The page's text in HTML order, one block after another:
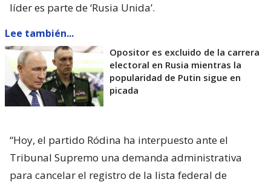
líder es parte de ‘Rusia Unida’.
Lee también...
Opositor es excluido de la carrera
electoral en Rusia mientras la
popularidad de Putin sigue en
picada
“Hoy, el partido Ródina ha interpuesto ante el
Tribunal Supremo una demanda administrativa
para cancelar el registro de la lista federal de